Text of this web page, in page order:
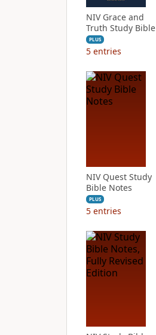
NIV Grace and
Truth Study Bible
PLUS
5 entries
NIV Quest Study
Bible Notes
PLUS
5 entries